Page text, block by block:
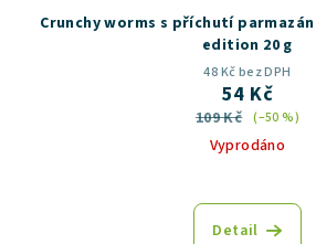
Crunchy worms s příchutí
edition 20 g
48 Kč bez DPH
54 Kč
109 Kč (–50 %)
Vyprodáno
Detail